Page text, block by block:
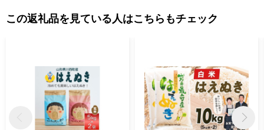
この返礼品を見ている人はこちらもチェック